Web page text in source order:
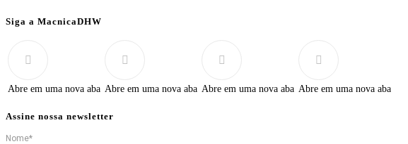
Siga a MacnicaDHW
Abre em uma nova aba Abre em uma nova aba Abre em uma nova aba Abre em uma nova aba
Assine nossa newsletter
Nome*